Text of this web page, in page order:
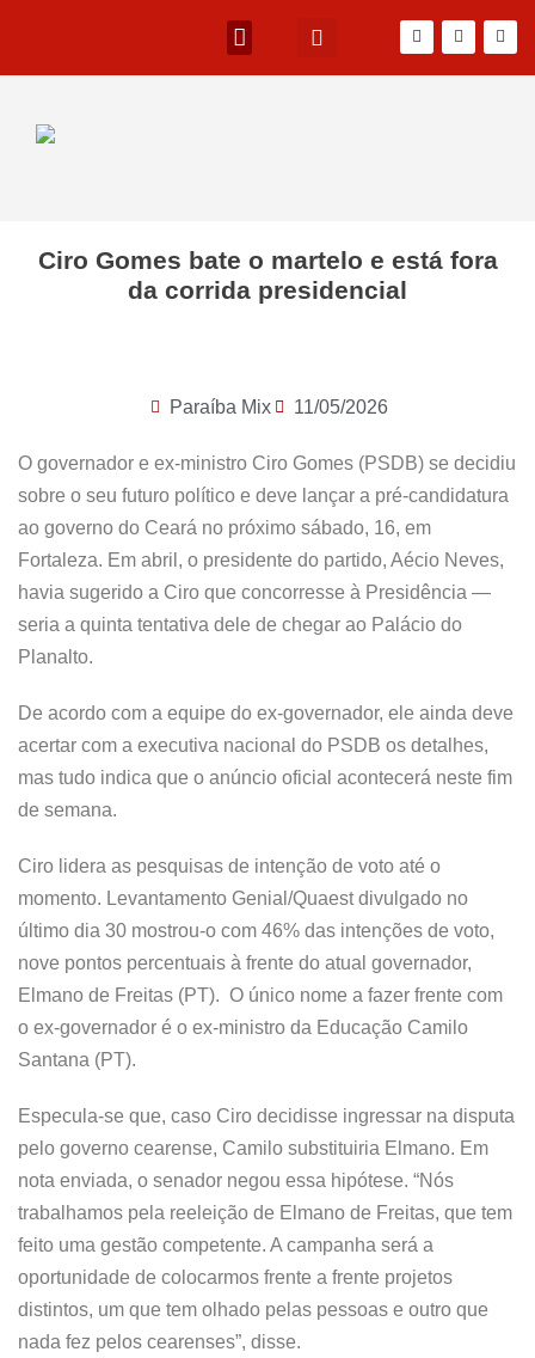
Ciro Gomes bate o martelo e está fora
da corrida presidencial
Paraíba Mix 11/05/2026
O governador e ex-ministro Ciro Gomes (PSDB) se decidiu
sobre o seu futuro político e deve lançar a pré-candidatura
ao governo do Ceará no próximo sábado, 16, em
Fortaleza. Em abril, o presidente do partido, Aécio Neves,
havia sugerido a Ciro que concorresse à Presidência —
seria a quinta tentativa dele de chegar ao Palácio do
Planalto.
De acordo com a equipe do ex-governador, ele ainda deve
acertar com a executiva nacional do PSDB os detalhes,
mas tudo indica que o anúncio oficial acontecerá neste fim
de semana.
Ciro lidera as pesquisas de intenção de voto até o
momento. Levantamento Genial/Quaest divulgado no
último dia 30 mostrou-o com 46% das intenções de voto,
nove pontos percentuais à frente do atual governador,
Elmano de Freitas (PT). O único nome a fazer frente com
o ex-governador é o ex-ministro da Educação Camilo
Santana (PT).
Especula-se que, caso Ciro decidisse ingressar na disputa
pelo governo cearense, Camilo substituiria Elmano. Em
nota enviada, o senador negou essa hipótese. “Nós
trabalhamos pela reeleição de Elmano de Freitas, que tem
feito uma gestão competente. A campanha será a
oportunidade de colocarmos frente a frente projetos
distintos, um que tem olhado pelas pessoas e outro que
nada fez pelos cearenses”, disse.